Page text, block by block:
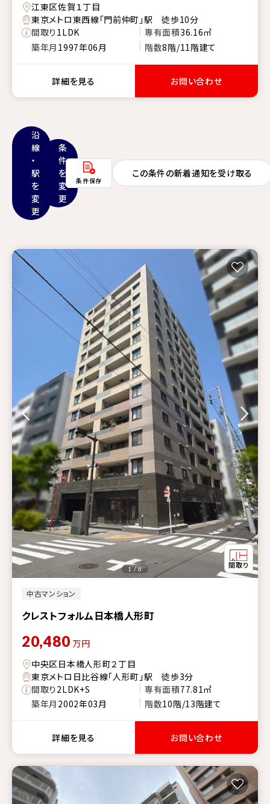
江東区佐賀１丁目
東京メトロ東西線「門前仲町」駅 徒歩10分
間取り1LDK 専有面積36.16㎡
築年月 1997年06月 階数8階/11階建て
詳細を見る お問い合わせ
沿
線
・
駅
を
変
更
条
件
を
変
更
条件保存
この条件の新着通知を受け取る
中古マンション
クレストフォルム日本橋人形町
1 / 6
20,480 万円
中央区日本橋人形町２丁目
東京メトロ日比谷線「人形町」駅 徒歩3分
間取り2LDK+S 専有面積77.81㎡
築年月 2002年03月 階数10階/13階建て
詳細を見る お問い合わせ